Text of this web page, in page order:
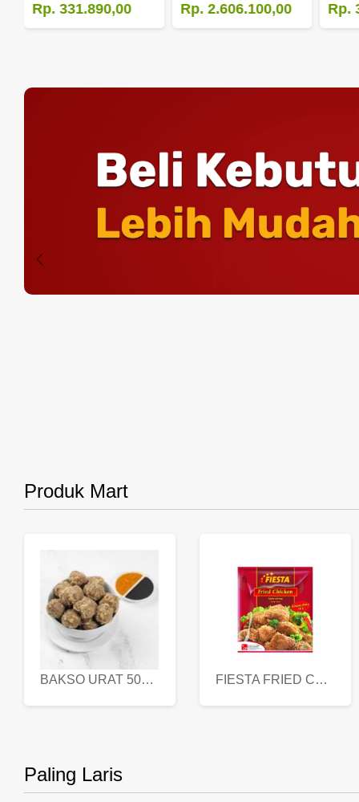
Rp. 331.890,00 Rp. 2.606.100,00 Rp.
Produk Mart
BAKSO URAT 500 GR FIESTA FRIED CHICKEN 500 GR
Paling Laris